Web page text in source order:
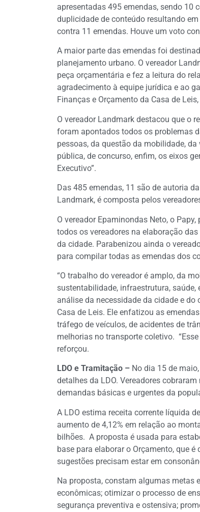
apresentadas 495 emendas, sendo 10
duplicidade de conteúdo resultando
contra 11 emendas. Houve um voto
A maior parte das emendas foi
planejamento urbano. O vereador
peça orçamentária e fez a leitura do
agradecimento à equipe jurídica e ao
Finanças e Orçamento da Casa de
O vereador Landmark destacou que o
foram apontados todos os problemas
pessoas, da questão da mobilidade,
pública, de concurso, enfim, os eixos
Executivo”.
Das 485 emendas, 11 são de autoria
Landmark, é composta pelos
O vereador Epaminondas Neto, o
todos os vereadores na elaboração
da cidade. Parabenizou ainda o
para compilar todas as emendas dos
“O trabalho do vereador é amplo, da
sustentabilidade, infraestrutura,
análise da necessidade da cidade e
Casa de Leis. Ele enfatizou as
tráfego de veículos, de acidentes de
melhorias no transporte coletivo.
reforçou.
LDO e Tramitação – No dia 15 de
detalhes da LDO. Vereadores
demandas básicas e urgentes da
A LDO estima receita corrente líquida
aumento de 4,12% em relação ao
bilhões. A proposta é usada para
base para elaborar o Orçamento, que
sugestões precisam estar em
Na proposta, constam algumas metas
econômicas; otimizar o processo de
segurança preventiva e ostensiva;